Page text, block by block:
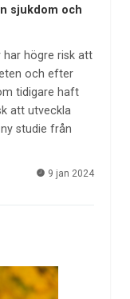
sjukdom och
har högre risk att
och efter
tidigare haft
att utveckla
studie från
9 jan 2024